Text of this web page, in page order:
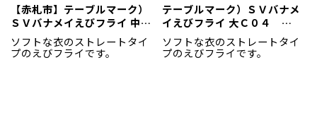
【赤札市】テーブルマーク）
ＳＶバナメイえびフライ 中Ｃ
０４ 210g（10尾入）
ソフトな衣のストレートタイ
プのえびフライです。
テーブルマーク）ＳＶバナメ
イえびフライ 大Ｃ０４
260g（10尾入）
ソフトな衣のストレートタイ
プのえびフライです。